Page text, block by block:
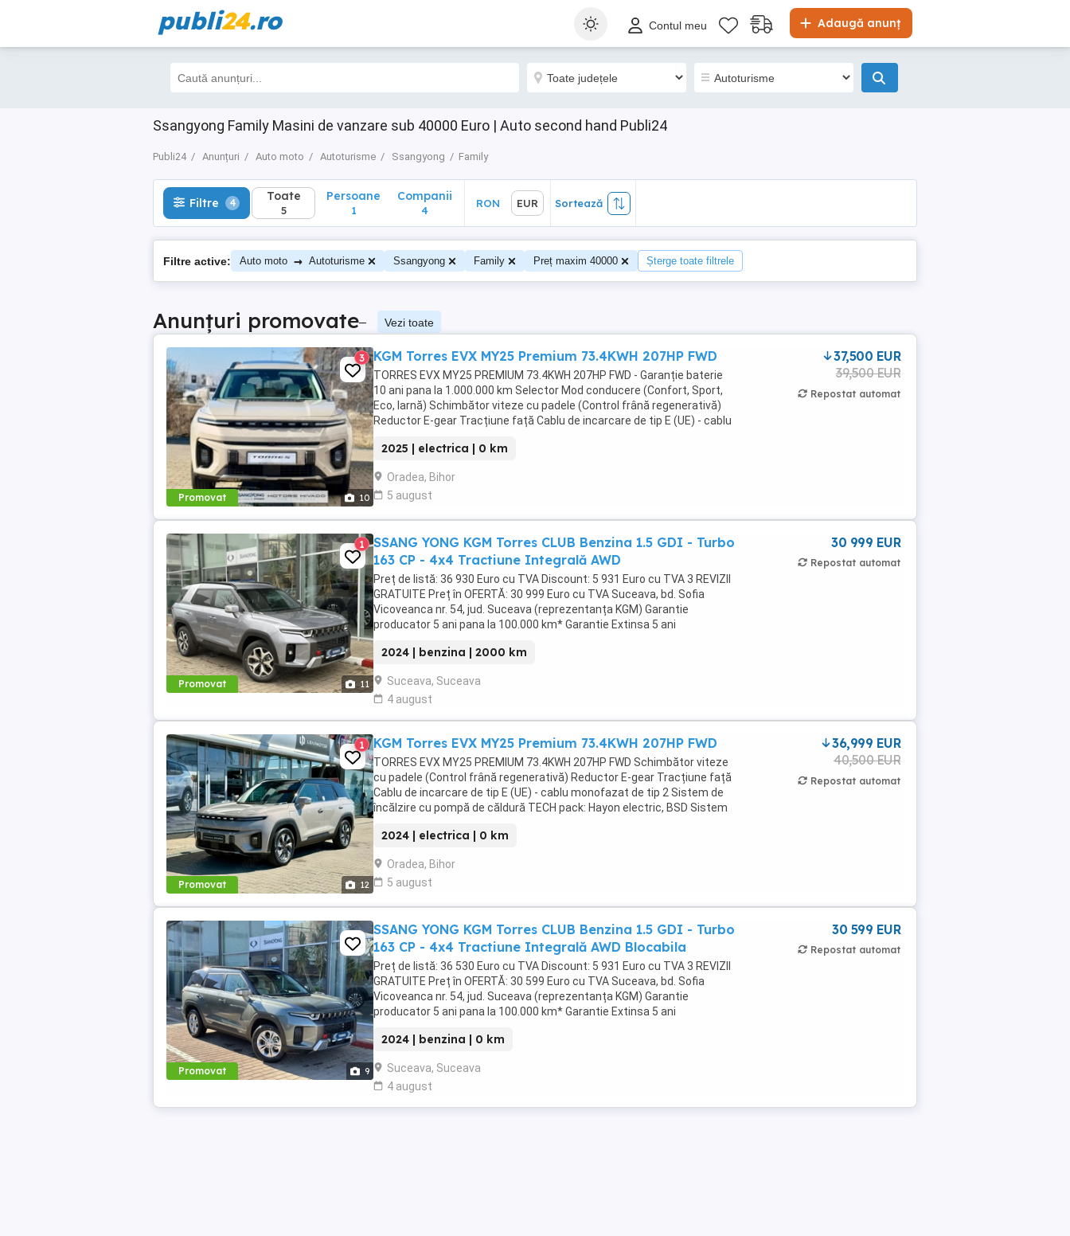
publi24.ro Adaugă anunț
Contul meu
Ssangyong Family Masini de vanzare sub 40000 Euro | Auto second hand Publi24
Publi24 Anunțuri Auto moto Autoturisme Ssangyong Family
Filtre 4 Toate
5
Sortează
Filtre 4 Toate
5
Persoane
1
Companii
4
RON EUR Sortează
Filtre active: Auto moto → Autoturisme Ssangyong Family Preț maxim 40000 Șterge toate filtrele
Anunțuri promovate– Vezi toate
Promovat 10
3 KGM Torres EVX MY25 Premium 73.4KWH 207HP FWD
TORRES EVX MY25 PREMIUM 73.4KWH 207HP FWD - Garanție baterie
10 ani pana la 1.000.000 km Selector Mod conducere (Confort, Sport,
Eco, Iarnă) Schimbător viteze cu padele (Control frână regenerativă)
Reductor E-gear Tracțiune față Cablu de incarcare de tip E (UE) - cablu
2025 | electrica | 0 km
Oradea, Bihor
5 august
37,500 EUR
39,500 EUR
Repostat automat
Promovat 11
1
SSANG YONG KGM Torres CLUB Benzina 1.5 GDI - Turbo
163 CP - 4x4 Tractiune Integrală AWD
Preț de listă: 36 930 Euro cu TVA Discount: 5 931 Euro cu TVA 3 REVIZII
GRATUITE Preț în OFERTĂ: 30 999 Euro cu TVA Suceava, bd. Sofia
Vicoveanca nr. 54, jud. Suceava (reprezentanța KGM) Garantie
producator 5 ani pana la 100.000 km* Garantie Extinsa 5 ani
2024 | benzina | 2000 km
Suceava, Suceava
4 august
30 999 EUR
Repostat automat
Promovat 12
1 KGM Torres EVX MY25 Premium 73.4KWH 207HP FWD
TORRES EVX MY25 PREMIUM 73.4KWH 207HP FWD Schimbător viteze
cu padele (Control frână regenerativă) Reductor E-gear Tracțiune față
Cablu de incarcare de tip E (UE) - cablu monofazat de tip 2 Sistem de
încălzire cu pompă de căldură TECH pack: Hayon electric, BSD Sistem
2024 | electrica | 0 km
Oradea, Bihor
5 august
36,999 EUR
40,500 EUR
Repostat automat
Promovat 9
SSANG YONG KGM Torres CLUB Benzina 1.5 GDI - Turbo
163 CP - 4x4 Tractiune Integrală AWD Blocabila
Preț de listă: 36 530 Euro cu TVA Discount: 5 931 Euro cu TVA 3 REVIZII
GRATUITE Preț în OFERTĂ: 30 599 Euro cu TVA Suceava, bd. Sofia
Vicoveanca nr. 54, jud. Suceava (reprezentanța KGM) Garantie
producator 5 ani pana la 100.000 km* Garantie Extinsa 5 ani
2024 | benzina | 0 km
Suceava, Suceava
4 august
30 599 EUR
Repostat automat